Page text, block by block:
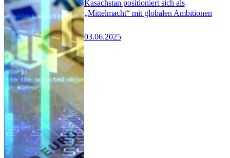
Kasachstan positioniert sich als
„Mittelmacht“ mit globalen Ambitionen
03.06.2025